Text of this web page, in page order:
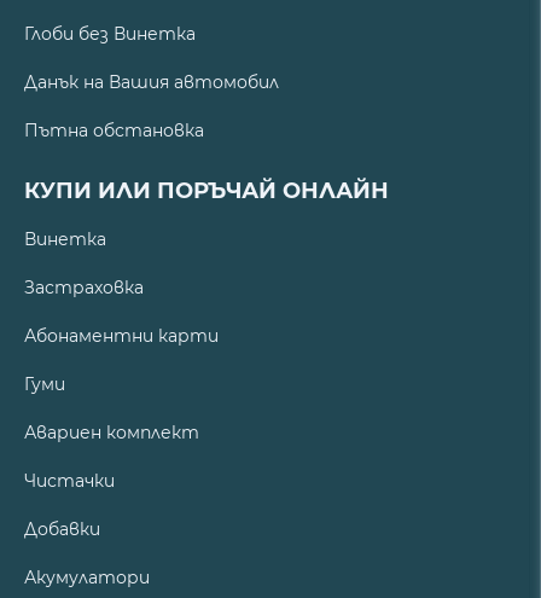
Глоби без Винетка
Данък на Вашия автомобил
Пътна обстановка
КУПИ ИЛИ ПОРЪЧАЙ ОНЛАЙН
Винетка
Застраховка
Абонаментни карти
Гуми
Авариен комплект
Чистачки
Добавки
Акумулатори